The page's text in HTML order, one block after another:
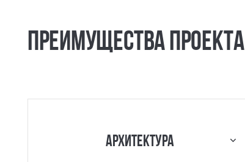
Преимущества проекта
Архитектура